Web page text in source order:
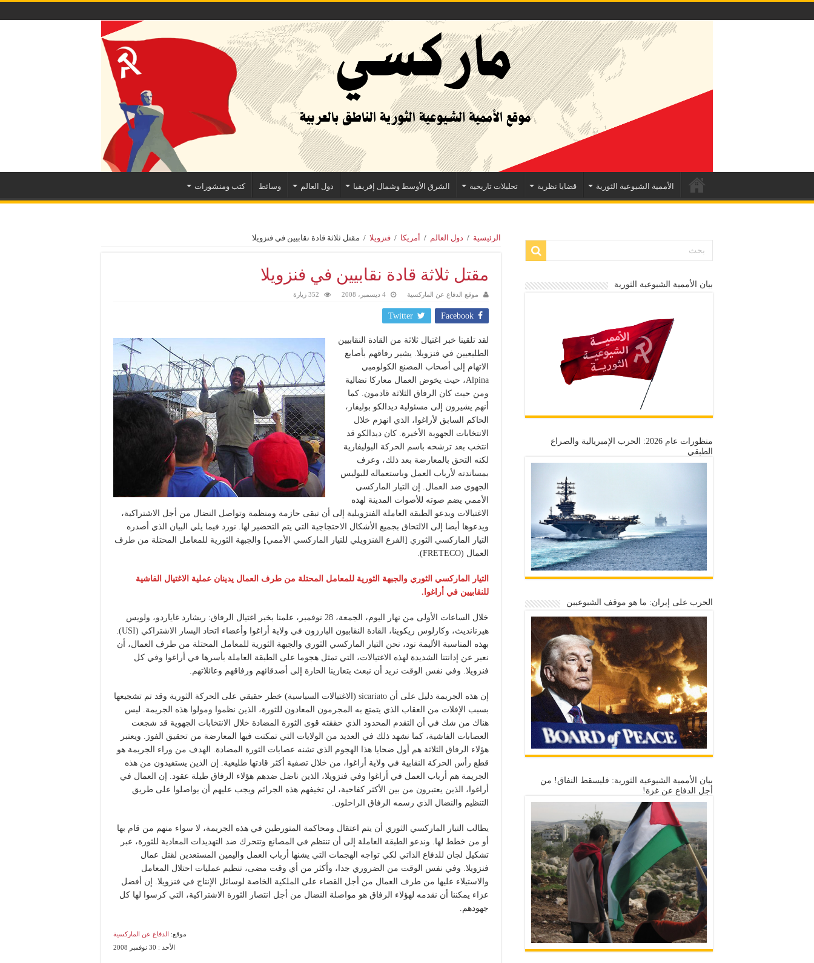
الأممية الشيوعية الثورية قضايا نظرية تحليلات تاريخية الشرق الأوسط وشمال إفريقيا دول العالم وسائط كتب ومنشورات
الرئيسية / دول العالم / أمريكا / فنزويلا / مقتل ثلاثة قادة نقابيين في فنزويلا
مقتل ثلاثة قادة نقابيين في فنزويلا
موقع الدفاع عن الماركسية 4 ديسمبر، 2008 352 زيارة
Facebook
Twitter
لقد تلقينا خبر اغتيال ثلاثة من القادة النقابيين
الطليعيين في فنزويلا. يشير رفاقهم بأصابع
الاتهام إلى أصحاب المصنع الكولومبي
Alpina، حيث يخوض العمال معاركا نضالية
ومن حيث كان الرفاق الثلاثة قادمون. كما
أنهم يشيرون إلى مسئولية ديدالكو بوليفار،
الحاكم السابق لأراغوا، الذي انهزم خلال
الانتخابات الجهوية الأخيرة. كان ديدالكو قد
انتخب بعد ترشحه باسم الحركة البوليفارية
لكنه التحق بالمعارضة بعد ذلك، وعرف
بمساندته لأرباب العمل وباستعماله للبوليس
الجهوي ضد العمال. إن التيار الماركسي
الأممي يضم صوته للأصوات المدينة لهذه
الاغتيالات ويدعو الطبقة العاملة الفنزويلية إلى أن تبقى حازمة ومنظمة وتواصل النضال من أجل الاشتراكية،
ويدعوها أيضا إلى الالتحاق بجميع الأشكال الاحتجاجية التي يتم التحضير لها. نورد فيما يلي البيان الذي أصدره
التيار الماركسي الثوري [الفرع الفنزويلي للتيار الماركسي الأممي] والجبهة الثورية للمعامل المحتلة من طرف
العمال (FRETECO).
التيار الماركسي الثوري والجبهة الثورية للمعامل المحتلة من طرف العمال يدينان عملية الاغتيال الفاشية
للنقابيين في أراغوا.
خلال الساعات الأولى من نهار اليوم، الجمعة، 28 نوفمبر، علمنا بخبر اغتيال الرفاق: ريشارد غاياردو، ولويس
هيرنانديث، وكارلوس ريكوينا، القادة النقابيون البارزون في ولاية أراغوا وأعضاء اتحاد اليسار الاشتراكي (USI).
بهذه المناسبة الأليمة نود، نحن التيار الماركسي الثوري والجبهة الثورية للمعامل المحتلة من طرف العمال، أن
نعبر عن إدانتنا الشديدة لهذه الاغتيالات، التي تمثل هجوما على الطبقة العاملة بأسرها في أراغوا وفي كل
فنزويلا. وفي نفس الوقت نريد أن نبعث بتعازينا الحارة إلى أصدقائهم ورفاقهم وعائلاتهم.
إن هذه الجريمة دليل على أن sicariato (الاغتيالات السياسية) خطر حقيقي على الحركة الثورية وقد تم تشجيعها
بسبب الإفلات من العقاب الذي يتمتع به المجرمون المعادون للثورة، الذين نظموا ومولوا هذه الجريمة. ليس
هناك من شك في أن التقدم المحدود الذي حققته قوى الثورة المضادة خلال الانتخابات الجهوية قد شجعت
العصابات الفاشية، كما نشهد ذلك في العديد من الولايات التي تمكنت فيها المعارضة من تحقيق الفوز. ويعتبر
هؤلاء الرفاق الثلاثة هم أول ضحايا هذا الهجوم الذي تشنه عصابات الثورة المضادة. الهدف من وراء الجريمة هو
قطع رأس الحركة النقابية في ولاية أراغوا، من خلال تصفية أكثر قادتها طليعية. إن الذين يستفيدون من هذه
الجريمة هم أرباب العمل في أراغوا وفي فنزويلا، الذين ناضل ضدهم هؤلاء الرفاق طيلة عقود. إن العمال في
أراغوا، الذين يعتبرون من بين الأكثر كفاحية، لن تخيفهم هذه الجرائم ويجب عليهم أن يواصلوا على طريق
التنظيم والنضال الذي رسمه الرفاق الراحلون.
يطالب التيار الماركسي الثوري أن يتم اعتقال ومحاكمة المتورطين في هذه الجريمة، لا سواء منهم من قام بها
أو من خطط لها. وندعو الطبقة العاملة إلى أن تنتظم في المصانع وتتحرك ضد التهديدات المعادية للثورة، عبر
تشكيل لجان للدفاع الذاتي لكي تواجه الهجمات التي يشنها أرباب العمل واليمين المستعدين لقتل عمال
فنزويلا. وفي نفس الوقت من الضروري جدا، وأكثر من أي وقت مضى، تنظيم عمليات احتلال المعامل
والاستيلاء عليها من طرف العمال من أجل القضاء على الملكية الخاصة لوسائل الإنتاج في فنزويلا. إن أفضل
عزاء يمكننا أن نقدمه لهؤلاء الرفاق هو مواصلة النضال من أجل انتصار الثورة الاشتراكية، التي كرسوا لها كل
جهودهم.
موقع: الدفاع عن الماركسية
الأحد : 30 نوفمبر 2008
بيان الأممية الشيوعية الثورية
منظورات عام 2026: الحرب الإمبريالية والصراع
الطبقي
الحرب على إيران: ما هو موقف الشيوعيين
بيان الأممية الشيوعية الثورية: فليسقط النفاق! من
أجل الدفاع عن غزة!